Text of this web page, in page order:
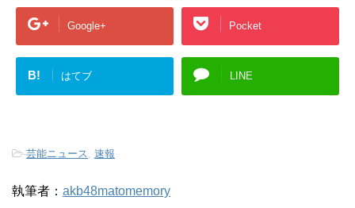
Google+ Pocket
B! はてブ LINE
-芸能ニュース 速報
執筆者： akb48matomemory